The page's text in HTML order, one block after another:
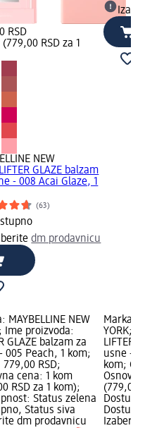
RSD
RSD za 1
NEW
LIFTER GLAZE balzam
- 008 Acai Glaze, 1
(63)
dm prodavnicu
MAYBELLINE NEW
Ime proizvoda:
GLAZE balzam za
005 Peach, 1 kom;
779,00 RSD;
cena: 1 kom
RSD za 1 kom);
Status zelena
Status siva
dm prodavnicu
Marka:
YORK;
LIFTER
usne -
kom;
(779,00